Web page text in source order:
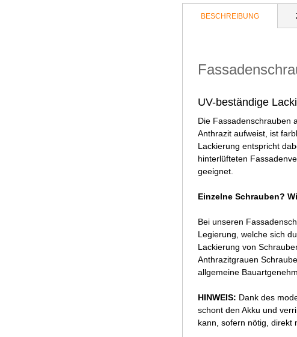
BESCHREIBUNG
UV-beständige
Die Fassadenschrauben
Anthrazit aufweist, ist
Lackierung entspricht
hinterlüfteten
geeignet.
Einzelne Schrauben?
Bei unseren
Legierung, welche sich
Lackierung von
Anthrazitgrauen
allgemeine
HINWEIS: Dank des
schont den Akku und
kann, sofern nötig, direkt